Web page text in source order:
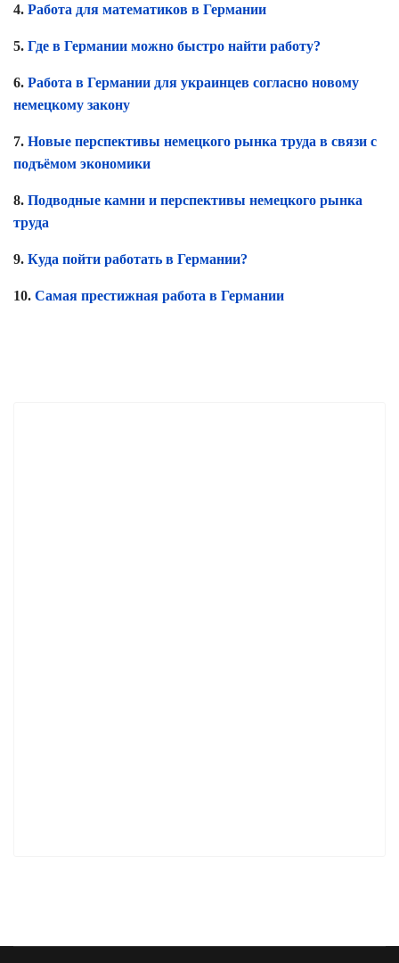
4. Работа для математиков в Германии
5. Где в Германии можно быстро найти работу?
6. Работа в Германии для украинцев согласно новому
немецкому закону
7. Новые перспективы немецкого рынка труда в связи с
подъёмом экономики
8. Подводные камни и перспективы немецкого рынка
труда
9. Куда пойти работать в Германии?
10. Самая престижная работа в Германии